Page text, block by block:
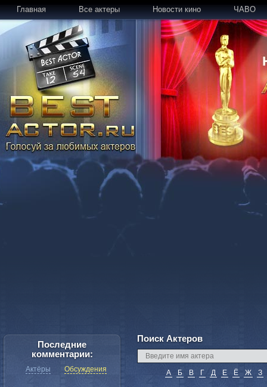
Главная Все актеры Новости кино ЧАВО
Поиск Актеров
А Б В Г Д Е Ё Ж З
Последние
комментарии:
Актёры Обсуждения